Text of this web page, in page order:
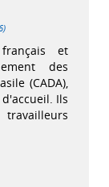
et
des
(CADA),
Ils